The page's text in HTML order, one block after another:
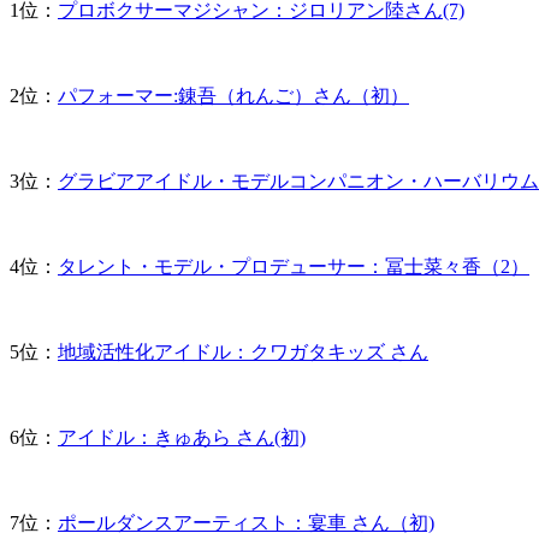
1位： プロボクサーマジシャン：ジロリアン陸さん(7)
2位： パフォーマー:錬吾（れんご）さん（初）
3位： グラビアアイドル・モデルコンパニオン・ハーバリウ
4位： タレント・モデル・プロデューサー：冨士菜々香（2）
5位： 地域活性化アイドル：クワガタキッズ さん
6位： アイドル：きゅあら さん(初)
7位： ポールダンスアーティスト：宴車 さん（初)